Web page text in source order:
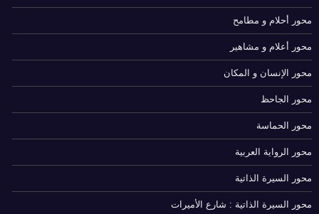
محور أحلام و مطامح
محور أعلام و مشاهير
محور الإنسان و المكان
محور الجاحظ
محور الحماسة
محور الرواية العربية
محور السيرة الذاتية
محور السيرة الذاتية : شارع الأميرات